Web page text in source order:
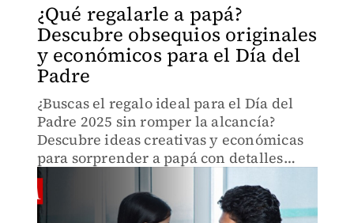
¿Qué regalarle a papá?
Descubre obsequios originales
y económicos para el Día del
Padre
¿Buscas el regalo ideal para el Día del
Padre 2025 sin romper la alcancía?
Descubre ideas creativas y económicas
para sorprender a papá con detalles
hechos por ti o aprovechando
descuentos en tiendas. ¡Haz este Día del
Padre inolvidable!